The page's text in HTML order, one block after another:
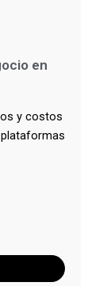
en
y costos